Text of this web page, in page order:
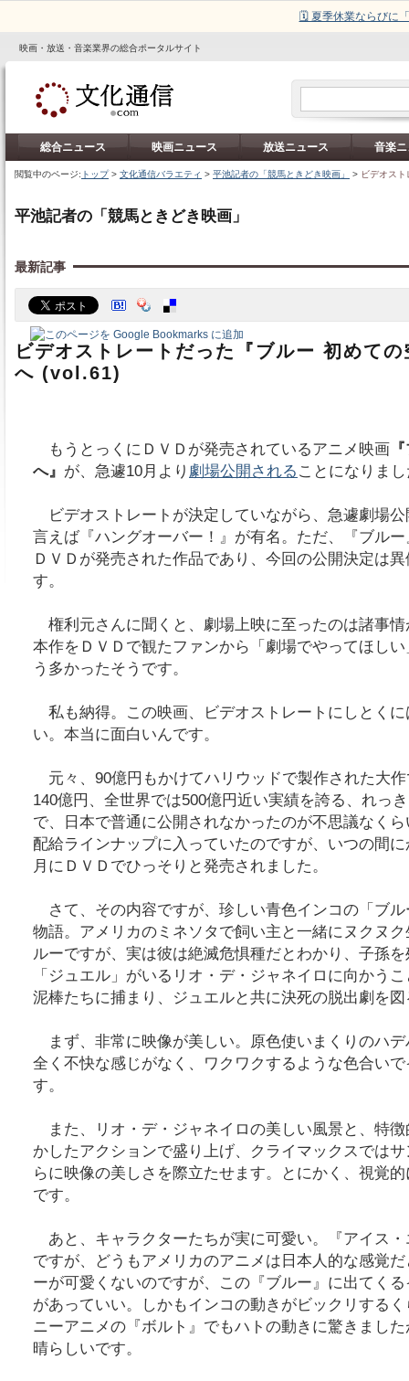
🗓️ 夏季休業ならびに
映画・放送・音楽業界の総合ポータルサイト
総合ニュース 映画ニュース 放送ニュース 音楽
閲覧中のページ: トップ> 文化通信バラエティ > 平池記者の「競馬ときどき映画」 > ビデオス
平池記者の「競馬ときどき映画」
最新記事
ビデオストレートだった『ブルー 初めて
へ (vol.61)
もうとっくにＤＶＤが発売されているアニメ映画
へ』 が、急遽10月より 劇場公開される ことになりま
ビデオストレートが決定していながら、急遽劇場
言えば『ハングオーバー！』が有名。ただ、『ブル
ＤＶＤが発売された作品であり、今回の公開決定は
す。
権利元さんに聞くと、劇場上映に至ったのは諸事
本作をＤＶＤで観たファンから「劇場でやってほし
う多かったそうです。
私も納得。この映画、ビデオストレートにしとく
い。本当に面白いんです。
元々、90億円もかけてハリウッドで製作された大
140億円、全世界では500億円近い実績を誇る、れっ
で、日本で普通に公開されなかったのが不思議なく
配給ラインナップに入っていたのですが、いつの間
月にＤＶＤでひっそりと発売されました。
さて、その内容ですが、珍しい青色インコの「ブ
物語。アメリカのミネソタで飼い主と一緒にヌクヌ
ルーですが、実は彼は絶滅危惧種だとわかり、子孫
「ジュエル」がいるリオ・デ・ジャネイロに向かう
泥棒たちに捕まり、ジュエルと共に決死の脱出劇を
まず、非常に映像が美しい。原色使いまくりのハ
全く不快な感じがなく、ワクワクするような色合い
す。
また、リオ・デ・ジャネイロの美しい風景と、特
かしたアクションで盛り上げ、クライマックスでは
らに映像の美しさを際立たせます。とにかく、視覚
です。
あと、キャラクターたちが実に可愛い。『アイス
ですが、どうもアメリカのアニメは日本人的な感覚
ーが可愛くないのですが、この『ブルー』に出てく
があっていい。しかもインコの動きがビックリする
ニーアニメの『ボルト』でもハトの動きに驚きまし
晴らしいです。